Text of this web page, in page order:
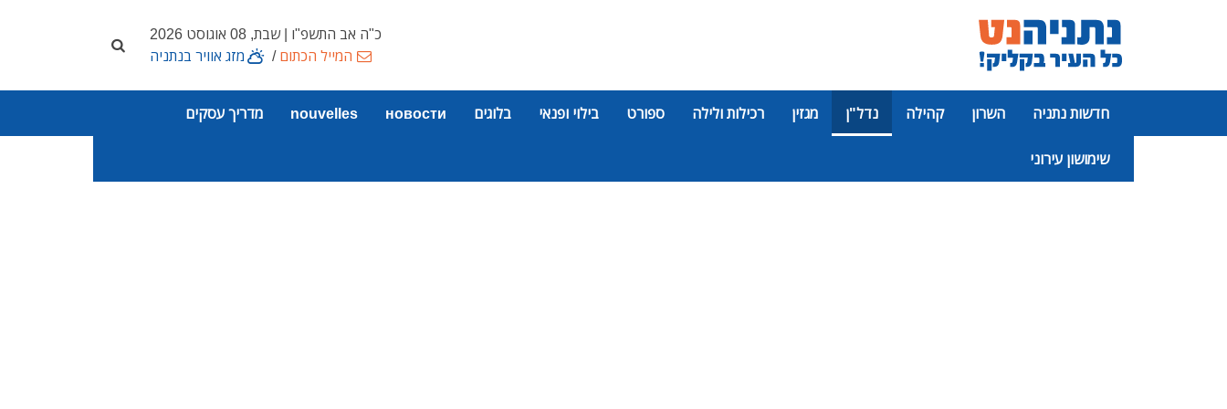
כ"ה אב התשפ"ו | שבת, 08 אוגוסט 2026
המייל הכתום/ מזג אוויר בנתניה
חדשות נתניה השרון קהילה נדל"ן מגזין רכילות ולילה ספורט בילוי ופנאי בלוגים новости
nouvelles מדריך עסקים
שימושון עירוני